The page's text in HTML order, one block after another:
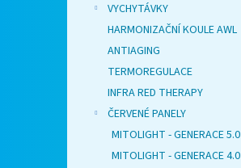
VYCHYTÁVKY
HARMONIZAČNÍ KOULE AWL
ANTIAGING
TERMOREGULACE
INFRA RED THERAPY
ČERVENÉ PANELY
MITOLIGHT - GENERACE 5.0
MITOLIGHT - GENERACE 4.0